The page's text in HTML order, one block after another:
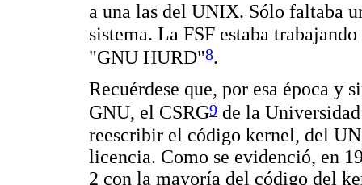
a una las del UNIX. Sólo faltaba
sistema. La FSF estaba
"GNU HURD"8.
Recuérdese que, por esa época y
GNU, el CSRG9 de la
reescribir el código kernel, del
licencia. Como se evidenció, en
2 con la mayoría del código del